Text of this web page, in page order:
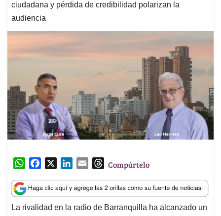
ciudadana y pérdida de credibilidad polarizan la
audiencia
W
a
t
s
c
e
b
n
k
e
a
i
l
T
r
e
a
Compártelo
La rivalidad en la radio de Barranquilla ha alcanzado un